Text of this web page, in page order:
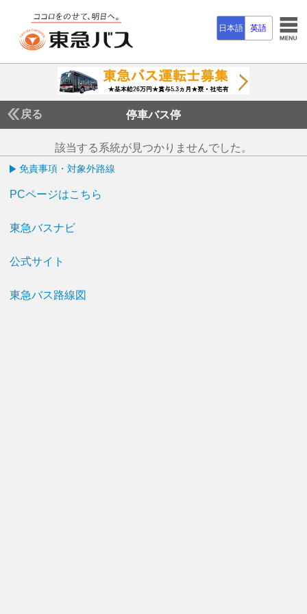
日本語 英語
戻る 停車バス停
該当する系統が見つかりませんでした。
免責事項・対象外路線
PCページはこちら
東急バスナビ
公式サイト
東急バス路線図